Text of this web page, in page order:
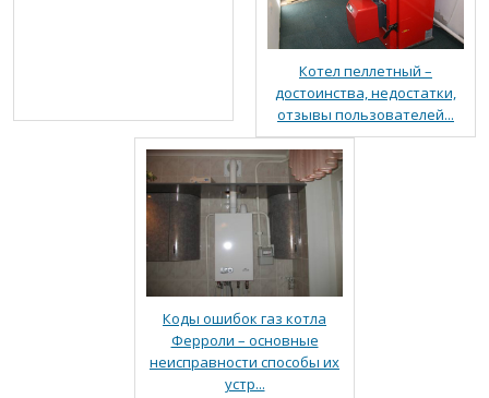
Котел пеллетный –
достоинства, недостатки,
отзывы пользователей...
Коды ошибок газ котла
Ферроли – основные
неисправности способы их
устр...